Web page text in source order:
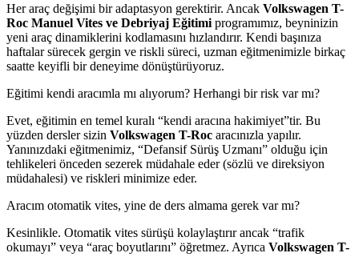
Her araç değişimi bir adaptasyon gerektirir. Ancak Volkswagen T-
Roc Manuel Vites ve Debriyaj Eğitimi programımız, beyninizin
yeni araç dinamiklerini kodlamasını hızlandırır. Kendi başınıza
haftalar sürecek gergin ve riskli süreci, uzman eğitmenimizle birkaç
saatte keyifli bir deneyime dönüştürüyoruz.
Eğitimi kendi aracımla mı alıyorum? Herhangi bir risk var mı?
Evet, eğitimin en temel kuralı “kendi aracına hakimiyet”tir. Bu
yüzden dersler sizin Volkswagen T-Roc aracınızla yapılır.
Yanınızdaki eğitmenimiz, “Defansif Sürüş Uzmanı” olduğu için
tehlikeleri önceden sezerek müdahale eder (sözlü ve direksiyon
müdahalesi) ve riskleri minimize eder.
Aracım otomatik vites, yine de ders almama gerek var mı?
Kesinlikle. Otomatik vites sürüşü kolaylaştırır ancak “trafik
okumayı” veya “araç boyutlarını” öğretmez. Ayrıca Volkswagen T-